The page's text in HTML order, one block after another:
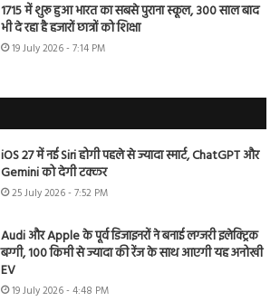
1715 में शुरू हुआ भारत का सबसे पुराना स्कूल, 300 साल बाद
भी दे रहा है हजारों छात्रों को शिक्षा
19 July 2026 - 7:14 PM
iOS 27 में नई Siri होगी पहले से ज्यादा स्मार्ट, ChatGPT और
Gemini को देगी टक्कर
25 July 2026 - 7:52 PM
Audi और Apple के पूर्व डिजाइनरों ने बनाई लग्जरी इलेक्ट्रिक
बग्गी, 100 किमी से ज्यादा की रेंज के साथ आएगी यह अनोखी
EV
19 July 2026 - 4:48 PM